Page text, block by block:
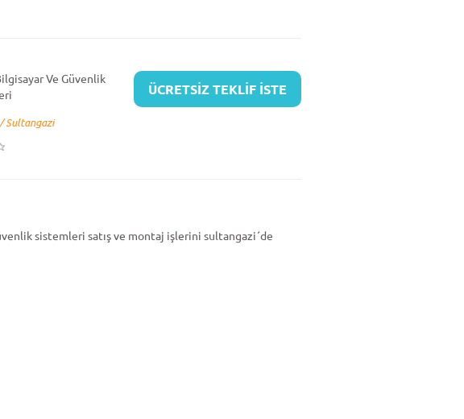
Ve Güvenlik
Sultangazi
ÜCRETSİZ TEKLİF İSTE
sistemleri satış ve montaj işlerini sultangazi´de